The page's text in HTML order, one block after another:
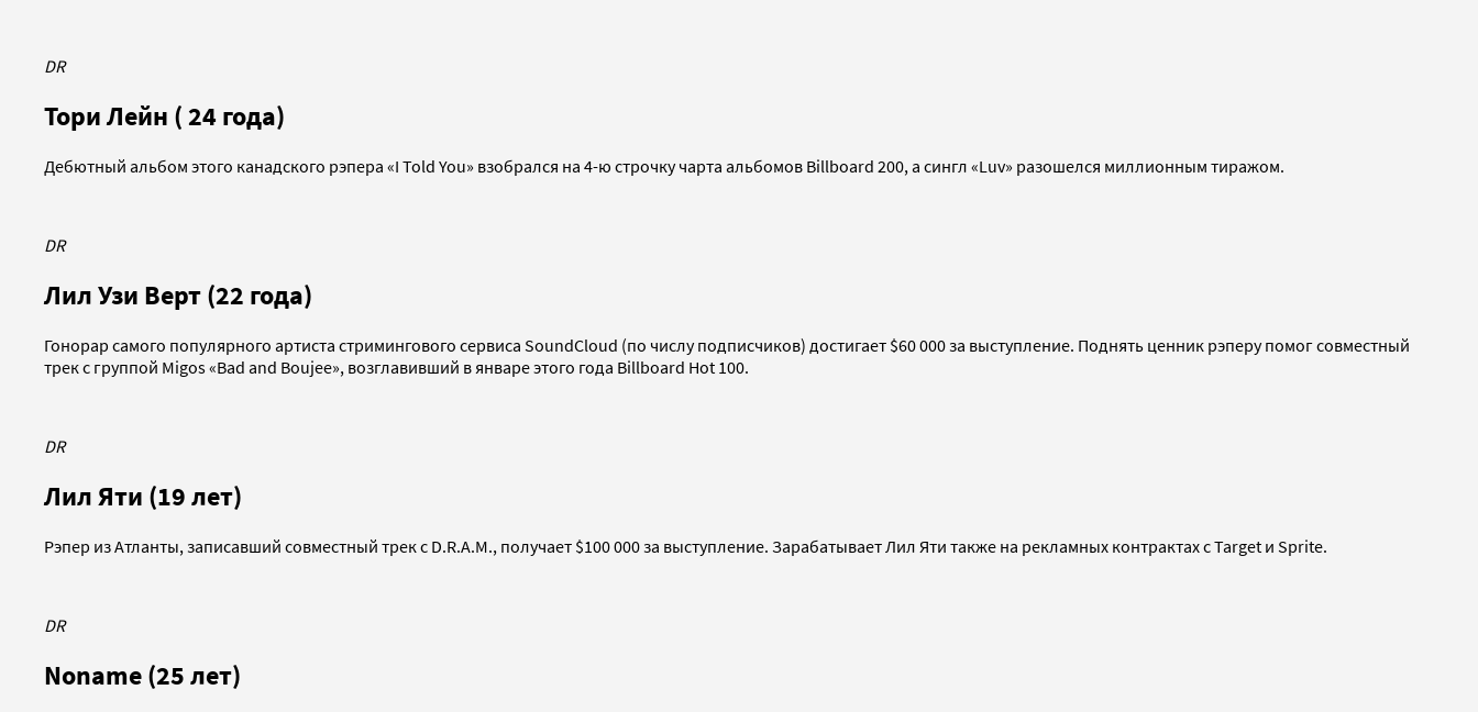
DR
Тори Лейн ( 24 года)
Дебютный альбом этого канадского рэпера «I Told You» взобрался на 4-ю строчку чарта альбомов Billboard 200, а сингл «Luv» разошелся миллионным тиражом.
DR
Лил Узи Верт (22 года)
Гонорар самого популярного артиста стримингового сервиса SoundCloud (по числу подписчиков) достигает $60 000 за выступление. Поднять ценник рэперу помог совместный
трек с группой Migos «Bad and Boujee», возглавивший в январе этого года Billboard Hot 100.
DR
Лил Яти (19 лет)
Рэпер из Атланты, записавший совместный трек с D.R.A.M., получает $100 000 за выступление. Зарабатывает Лил Яти также на рекламных контрактах с Target и Sprite.
DR
Noname (25 лет)